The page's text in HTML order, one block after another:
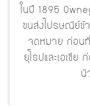
ในปี 1895
ขนส่งไปรษณีย์ข้
จดหมาย ก่อนที่
ยุโรปและเอเชี